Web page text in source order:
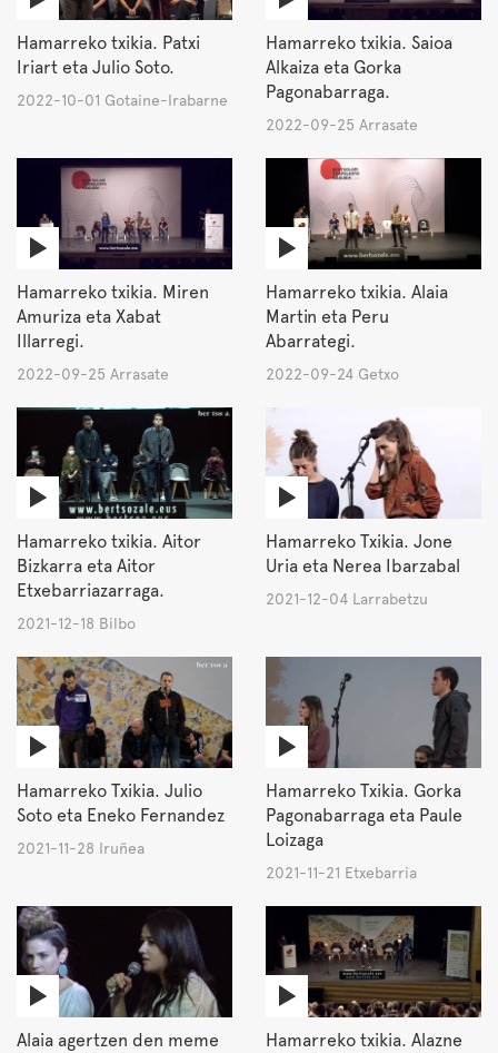
Hamarreko txikia. Patxi
Iriart eta Julio Soto.
2022-10-01 Gotaine-Irabarne
Hamarreko txikia. Saioa
Alkaiza eta Gorka
Pagonabarraga.
2022-09-25 Arrasate
Hamarreko txikia. Miren
Amuriza eta Xabat
Illarregi.
2022-09-25 Arrasate
Hamarreko txikia. Alaia
Martin eta Peru
Abarrategi.
2022-09-24 Getxo
Hamarreko txikia. Aitor
Bizkarra eta Aitor
Etxebarriazarraga.
2021-12-18 Bilbo
Hamarreko Txikia. Jone
Uria eta Nerea Ibarzabal
2021-12-04 Larrabetzu
Hamarreko Txikia. Julio
Soto eta Eneko Fernandez
2021-11-28 Iruñea
Hamarreko Txikia. Gorka
Pagonabarraga eta Paule
Loizaga
2021-11-21 Etxebarria
Alaia agertzen den meme
Hamarreko txikia. Alazne